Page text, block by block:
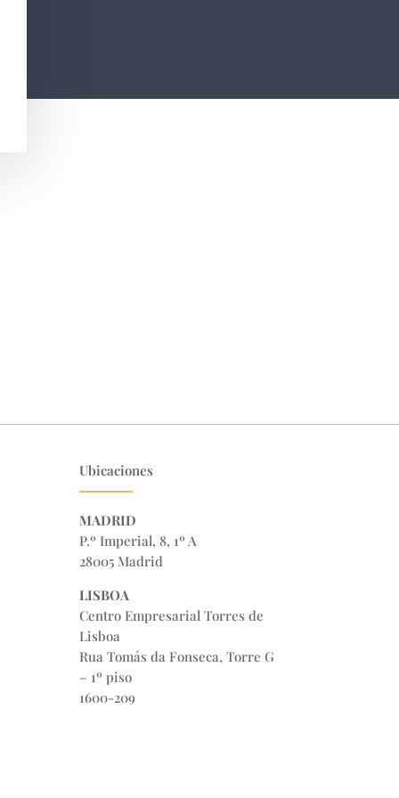
Ubicaciones
MADRID
P.º Imperial, 8, 1º A
28005 Madrid
LISBOA
Centro Empresarial Torres de
Lisboa
Rua Tomás da Fonseca, Torre G
– 1º piso
1600-209